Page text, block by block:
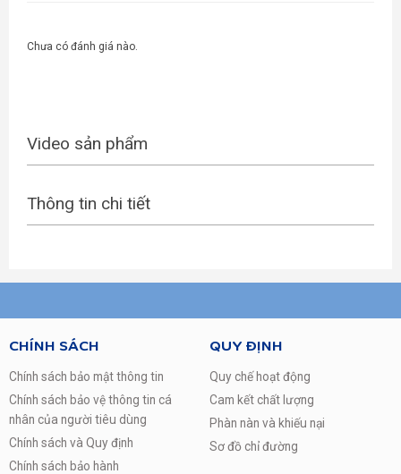
Chưa có đánh giá nào.
Video sản phẩm
Thông tin chi tiết
CHÍNH SÁCH
Chính sách bảo mật thông tin
Chính sách bảo vệ thông tin cá
nhân của người tiêu dùng
Chính sách và Quy định
Chính sách bảo hành
QUY ĐỊNH
Quy chế hoạt động
Cam kết chất lượng
Phàn nàn và khiếu nại
Sơ đồ chỉ đường